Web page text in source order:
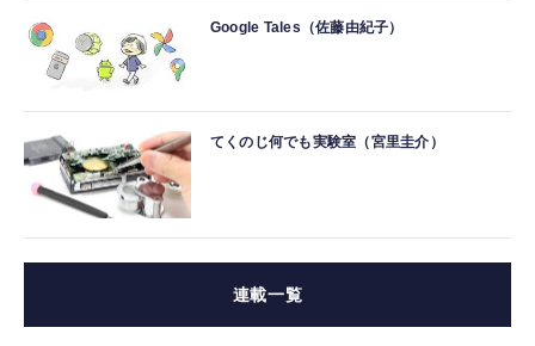
Google Tales（佐藤由紀子）
てくのじ何でも実験室（宮里圭介）
連載一覧